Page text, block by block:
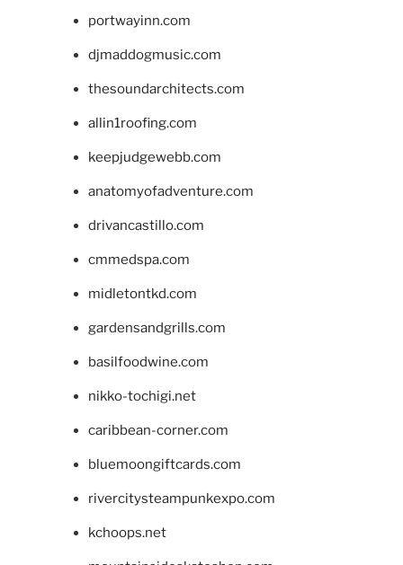
portwayinn.com
djmaddogmusic.com
thesoundarchitects.com
allin1roofing.com
keepjudgewebb.com
anatomyofadventure.com
drivancastillo.com
cmmedspa.com
midletontkd.com
gardensandgrills.com
basilfoodwine.com
nikko-tochigi.net
caribbean-corner.com
bluemoongiftcards.com
rivercitysteampunkexpo.com
kchoops.net